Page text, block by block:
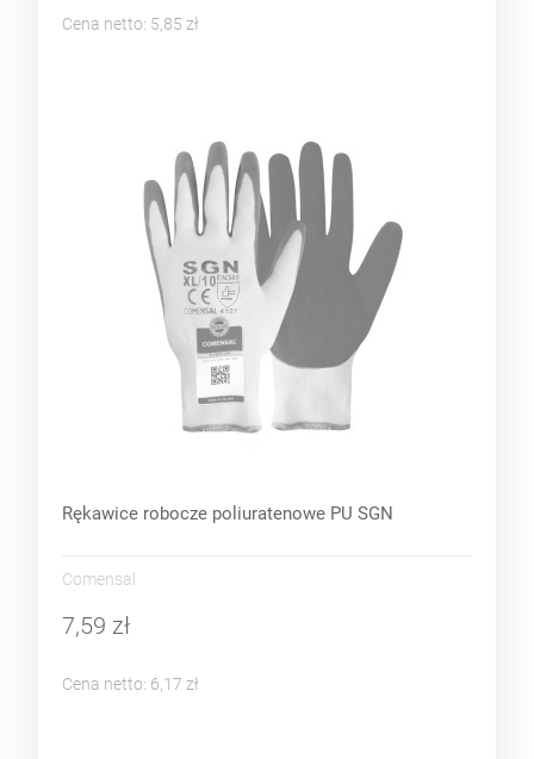
Cena netto: 5,85 zł
Rękawice robocze poliuratenowe PU SGN
Comensal
7,59 zł
Cena netto: 6,17 zł